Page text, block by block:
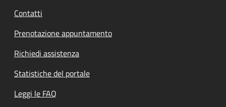
Contatti
Prenotazione appuntamento
Richiedi assistenza
Statistiche del portale
Leggi le FAQ